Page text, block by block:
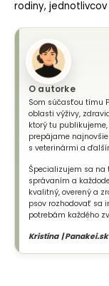
rodiny, jednotlivcov
O autorke
Som súčasťou tímu
oblasti výživy,
ktorý tu
prepájame
s veterinármi a
Špecializujem sa na
správaním a
kvalitný, overený a
psov rozhodovať sa
potrebám každého
Kristína | Panakei.sk